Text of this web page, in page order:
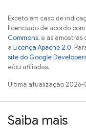
Exceto em caso de
licenciado de acordo com
Commons, e as
a Licença Apache 2.0.
site do Google
e/ou afiliadas.
Última atualização 2026-
Saiba mais